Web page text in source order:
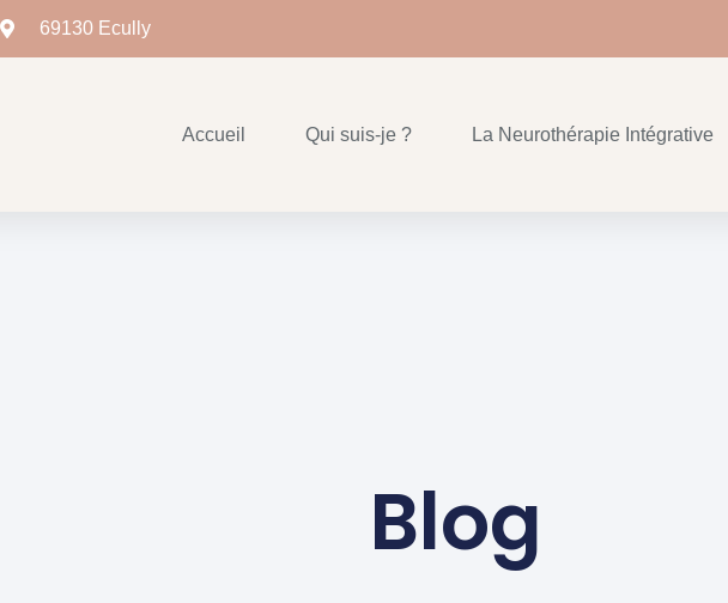
69130 Ecully
Accueil Qui suis-je ? La Neurothérapie Intégrative
Blog